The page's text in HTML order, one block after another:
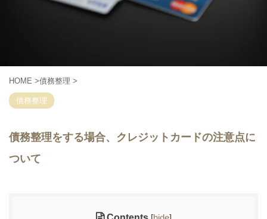
HOME >債務整理 >
債務整理
債務整理をする場合、クレジットカードの注意点に
ついて